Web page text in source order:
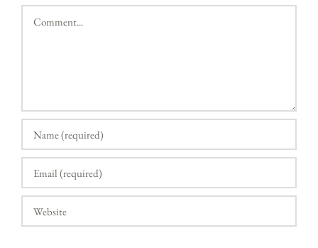
Comment